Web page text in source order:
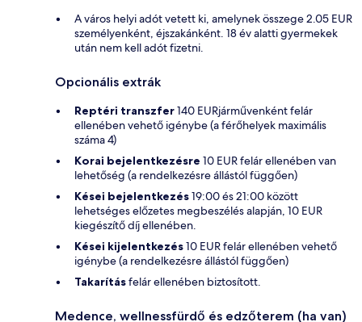
A város helyi adót vetett ki, amelynek összege 2.05 EUR
személyenként, éjszakánként. 18 év alatti gyermekek
után nem kell adót fizetni.
Opcionális extrák
Reptéri transzfer140 EURjárművenként felár
ellenében vehető igénybe (a férőhelyek maximális
száma 4)
Korai bejelentkezésre 10 EUR felár ellenében van
lehetőség (a rendelkezésre állástól függően)
Kései bejelentkezés19:00 és 21:00 között
lehetséges előzetes megbeszélés alapján, 10 EUR
kiegészítő díj ellenében.
Kései kijelentkezés10 EUR felár ellenében vehető
igénybe (a rendelkezésre állástól függően)
Takarításfelár ellenében biztosított.
Medence, wellnessfürdő és edzőterem (ha van)